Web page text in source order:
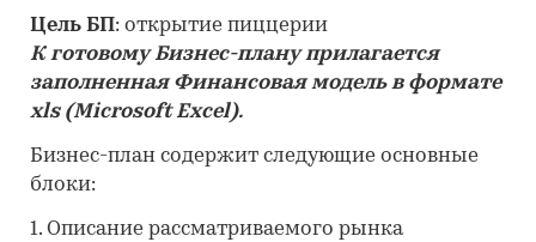
Цель БП: открытие пиццерии
К готовому Бизнес-плану прилагается
заполненная Финансовая модель в формате
xls(Microsoft Excel).
Бизнес-план содержит следующие основные
блоки:
1. Описание рассматриваемого рынка